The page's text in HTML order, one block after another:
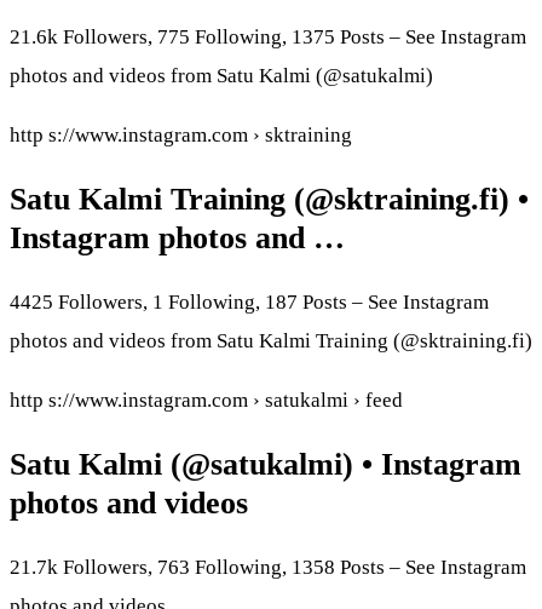
21.6k Followers, 775 Following, 1375 Posts – See Instagram
photos and videos from Satu Kalmi (@satukalmi)
http s://www.instagram.com › sktraining
Satu Kalmi Training (@sktraining.fi) •
Instagram photos and …
4425 Followers, 1 Following, 187 Posts – See Instagram
photos and videos from Satu Kalmi Training (@sktraining.fi)
http s://www.instagram.com › satukalmi › feed
Satu Kalmi (@satukalmi) • Instagram
photos and videos
21.7k Followers, 763 Following, 1358 Posts – See Instagram